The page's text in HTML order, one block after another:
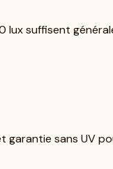
lux suffisent
sans UV